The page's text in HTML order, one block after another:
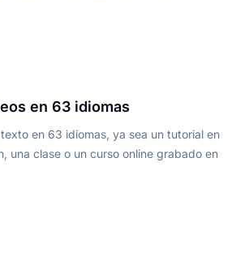
en 63 idiomas
en 63 idiomas, ya sea un tutorial en
una clase o un curso online grabado en